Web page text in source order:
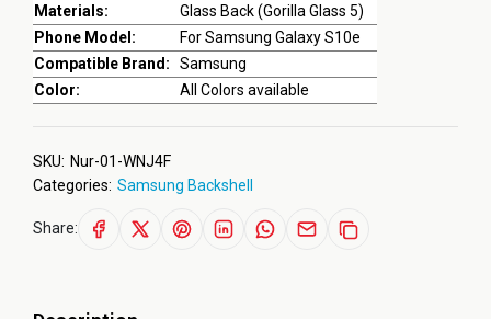
Materials:
Glass Back (Gorilla Glass 5)
Phone Model:
For Samsung Galaxy S10e
Compatible Brand:
Samsung
Color:
All Colors available
SKU: Nur-01-WNJ4F
Categories: Samsung Backshell
Share: